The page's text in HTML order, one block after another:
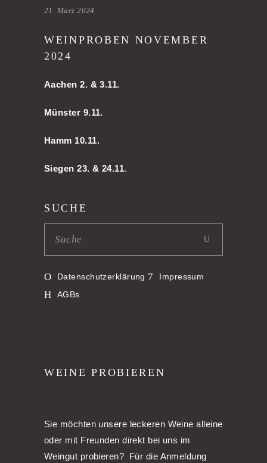
21. März 2024
WEINPROBEN NOVEMBER
2024
Aachen 2. & 3.11.
Münster 9.11.
Hamm 10.11.
Siegen 23. & 24.11.
SUCHE
Datenschutzerklärung
Impressum
AGBs
WEINE PROBIEREN
Sie möchten unsere leckeren Weine alleine
oder mit Freunden direkt bei uns im
Weingut probieren? Für die Anmeldung